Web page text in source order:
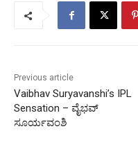
Previous article
Vaibhav Suryavanshi’s IPL
Sensation – ವೈಭವ್
ಸೂರ್ಯವಂಶಿ